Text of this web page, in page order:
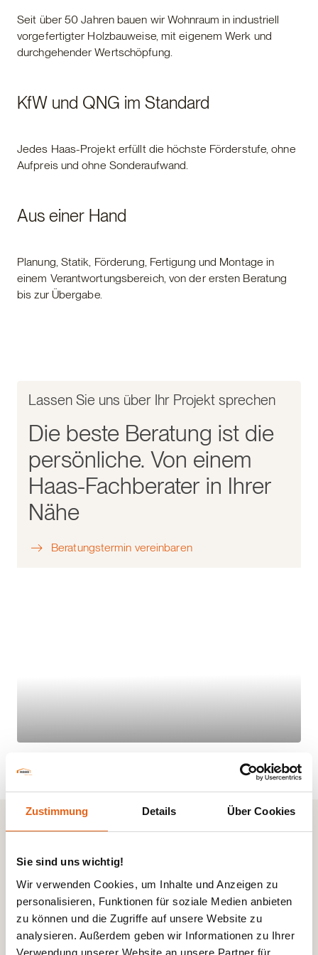
Zustimmung Details Über Cookies
Sie sind uns wichtig!
Wir verwenden Cookies, um Inhalte und Anzeigen zu
personalisieren, Funktionen für soziale Medien anbieten
zu können und die Zugriffe auf unsere Website zu
analysieren. Außerdem geben wir Informationen zu Ihrer
Verwendung unserer Website an unsere Partner für
Seit über 50 Jahren bauen wir Wohnraum in industriell
vorgefertigter Holzbauweise, mit eigenem Werk und
durchgehender Wertschöpfung.
KfW und QNG im Standard
Jedes Haas-Projekt erfüllt die höchste Förderstufe, ohne
Aufpreis und ohne Sonderaufwand.
Aus einer Hand
Planung, Statik, Förderung, Fertigung und Montage in
einem Verantwortungsbereich, von der ersten Beratung
bis zur Übergabe.
Lassen Sie uns über Ihr Projekt sprechen
Die beste Beratung ist die
persönliche. Von einem
Haas-Fachberater in Ihrer
Nähe
Beratungstermin vereinbaren
Realisierte Projekte
sprechen für sich
Alle 30+ Referenzen ansehen